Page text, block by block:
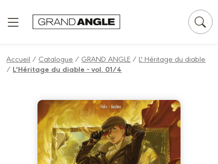
Accueil / Catalogue / GRAND ANGLE /L' Héritage du diable
/ L'Héritage du diable - vol. 01/4